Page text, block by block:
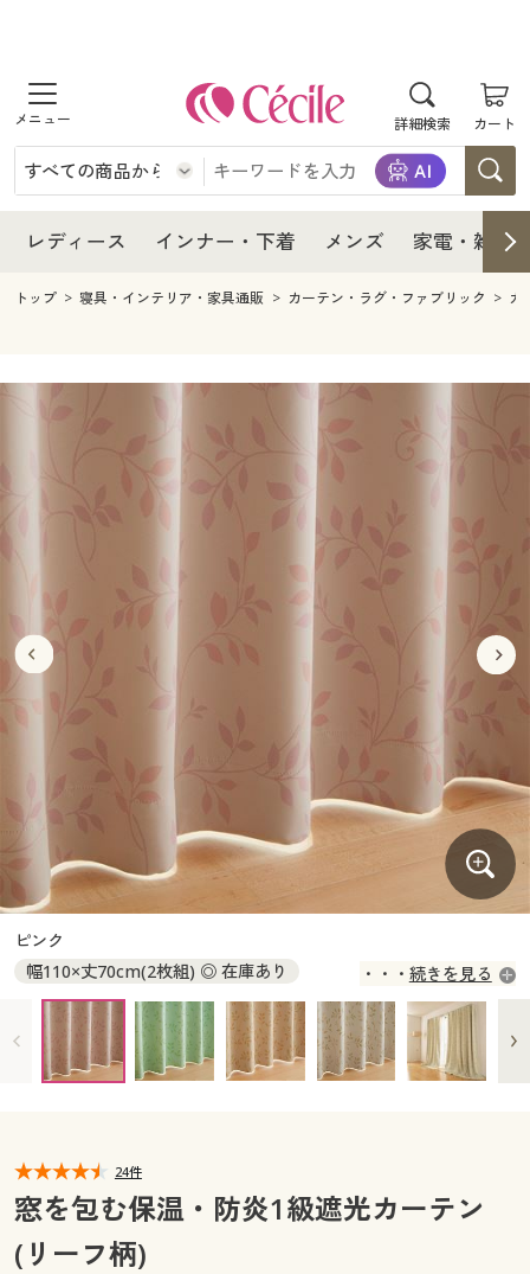
詳細検索 カート
商品を探す
レディース
レディースファッション
インナー・下着
インナー・下着通販すべて
ジュニア・ティーンズ下着
メンズ
美容・健康・サプリメント
制服・スクールすべて
大きいサイズ
大きいサイズ レディース下着
大きいサイズ メンズ
大きいサイズ 事務・制服
シークレットセール
商品カテゴリ一覧
カタログ
カタログ・チラシからのご注文
デジタルカタログ
カタログ無料プレゼント
マイページ
閲覧履歴
レディース インナー・下着 メンズ 家電・雑貨
レディース
レディース通販すべて
レディースファッション
インナー・下着
インナー・下着通販すべて
メンズ
カーテン・ラグ・ファブリック
制服・学生服
ジュニア・ティーンズ下着
大きいサイズ レディース服
大きいサイズ メンズ
大きいサイズ 事務・制服
バーゲンセール
詳細検索
カタログ
カタログ・チラシからのご注文
デジタルカタログ
カタログ無料プレゼント
会員メニュー
閲覧履歴
お気に入り
トップ 寝具・インテリア・家具通販 カーテン・ラグ・ファブリック カ
ピンク
幅110×丈70cm(2枚組) ◎ 在庫あり
幅110×丈75cm(2枚組) ◎ 在庫あり
幅110×丈80cm(2枚組) ◎ 在庫あり
幅110×丈85cm(2枚組) ◎ 在庫あり
幅110×丈105cm(2枚組) ◎ 在庫あり
幅110×丈110cm(2枚組) ◎ 在庫あり
幅110×丈115cm(2枚組) ◎ 在庫あり
続きを見る
24件
窓を包む保温・防炎1級遮光カーテン
(リーフ柄)